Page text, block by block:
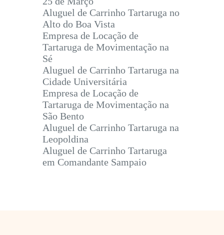
Aluguel de Carrinho Tartaruga no
Alto do Boa Vista
Empresa de Locação de
Tartaruga de Movimentação na
Sé
Aluguel de Carrinho Tartaruga na
Cidade Universitária
Empresa de Locação de
Tartaruga de Movimentação na
São Bento
Aluguel de Carrinho Tartaruga na
Leopoldina
Aluguel de Carrinho Tartaruga
em Comandante Sampaio